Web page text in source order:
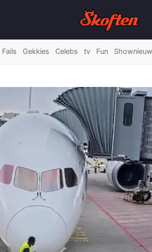
Fails Gekkies Celebs tv Fun